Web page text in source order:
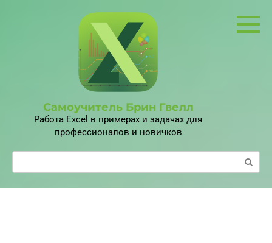
Самоучитель Брин Гвелл
Работа Excel в примерах и задачах для
профессионалов и новичков
Поиск: